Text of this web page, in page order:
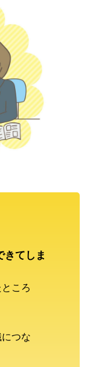
きてしま
ころ
つな